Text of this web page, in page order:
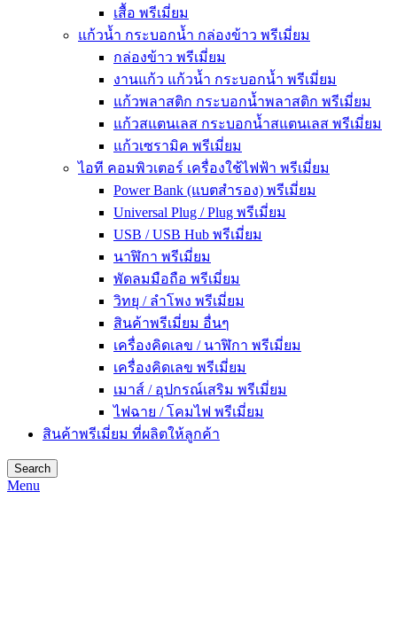
เสื้อ พรีเมี่ยม
แก้วน้ำ กระบอกน้ำ กล่องข้าว พรีเมี่ยม
กล่องข้าว พรีเมี่ยม
งานแก้ว แก้วน้ำ กระบอกน้ำ พรีเมี่ยม
แก้วพลาสติก กระบอกน้ำพลาสติก พรีเมี่ยม
แก้วสแตนเลส กระบอกน้ำสแตนเลส พรีเมี่ยม
แก้วเซรามิค พรีเมี่ยม
ไอที คอมพิวเตอร์ เครื่องใช้ไฟฟ้า พรีเมี่ยม
Power Bank (แบตสำรอง) พรีเมี่ยม
Universal Plug / Plug พรีเมี่ยม
USB / USB Hub พรีเมี่ยม
นาฬิกา พรีเมี่ยม
พัดลมมือถือ พรีเมี่ยม
วิทยุ / ลำโพง พรีเมี่ยม
สินค้าพรีเมี่ยม อื่นๆ
เครื่องคิดเลข / นาฬิกา พรีเมี่ยม
เครื่องคิดเลข พรีเมี่ยม
เมาส์ / อุปกรณ์เสริม พรีเมี่ยม
ไฟฉาย / โคมไฟ พรีเมี่ยม
สินค้าพรีเมี่ยม ที่ผลิตให้ลูกค้า
Search
Menu